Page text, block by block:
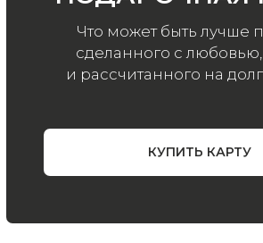
Все права защищены.
конфиденциальности